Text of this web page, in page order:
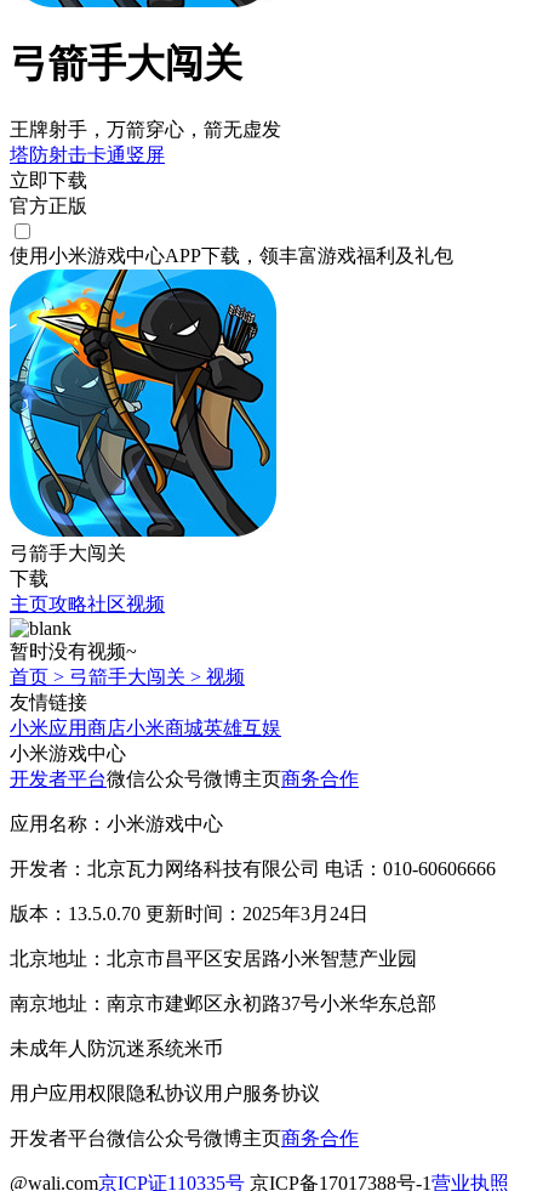
弓箭手大闯关
王牌射手，万箭穿心，箭无虚发
塔防射击卡通竖屏
立即下载
官方正版
使用小米游戏中心APP下载 ，领丰富游戏福利 及礼包
弓箭手大闯关
下载
主页攻略社区视频
暂时没有视频~
首页 > 弓箭手大闯关 > 视频
友情链接
小米应用商店小米商城英雄互娱
小米游戏中心
开发者平台微信公众号微博主页商务合作
应用名称：小米游戏中心
开发者：北京瓦力网络科技有限公司 电话：010-60606666
版本：13.5.0.70 更新时间：2025年3月24日
北京地址：北京市昌平区安居路小米智慧产业园
南京地址：南京市建邺区永初路37号小米华东总部
未成年人防沉迷系统米币
用户应用权限隐私协议用户服务协议
开发者平台微信公众号微博主页商务合作
@wali.com京ICP证110335号 京ICP备17017388号-1营业执照